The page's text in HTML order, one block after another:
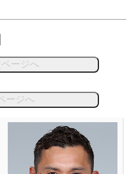
ージへ
ージへ